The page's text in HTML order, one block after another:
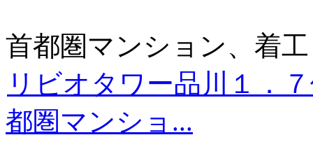
首都圏マンション、着
リビオタワー品川１．
都圏マンショ...